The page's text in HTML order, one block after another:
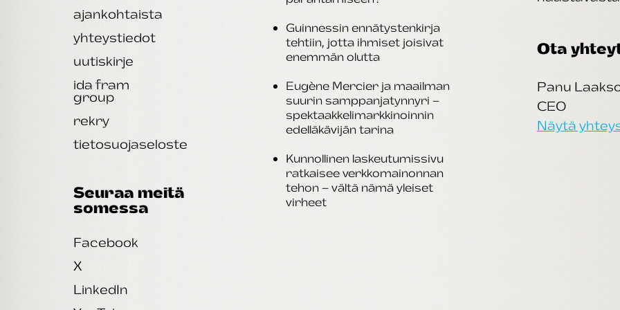
ajankohtaista
yhteystiedot
uutiskirje
ida fram
group
rekry
tietosuojaseloste
Seuraa meitä
somessa
Facebook
X
LinkedIn
Guinnessin ennätystenkirja
tehtiin, jotta ihmiset joisivat
enemmän olutta
Eugène Mercier ja maailman
suurin samppanjatynnyri –
spektaakkelimarkkinoinnin
edelläkävijän tarina
Kunnollinen laskeutumissivu
ratkaisee verkkomainonnan
tehon – vältä nämä yleiset
virheet
Ota
Panu
CEO
Näytä